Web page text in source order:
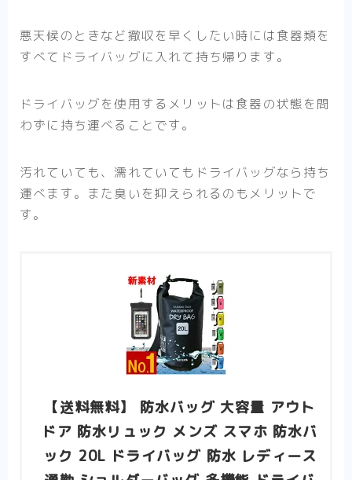
悪天候のときなど撤収を早くしたい時には食器類を
すべてドライバッグに入れて持ち帰ります。
ドライバッグを使用するメリットは食器の状態を問
わずに持ち運べることです。
汚れていても、濡れていてもドライバッグなら持ち
運べます。また臭いを抑えられるのもメリットで
す。
【送料無料】 防水バッグ 大容量 アウト
ドア 防水リュック メンズ スマホ 防水バ
ック 20L ドライバッグ 防水 レディース